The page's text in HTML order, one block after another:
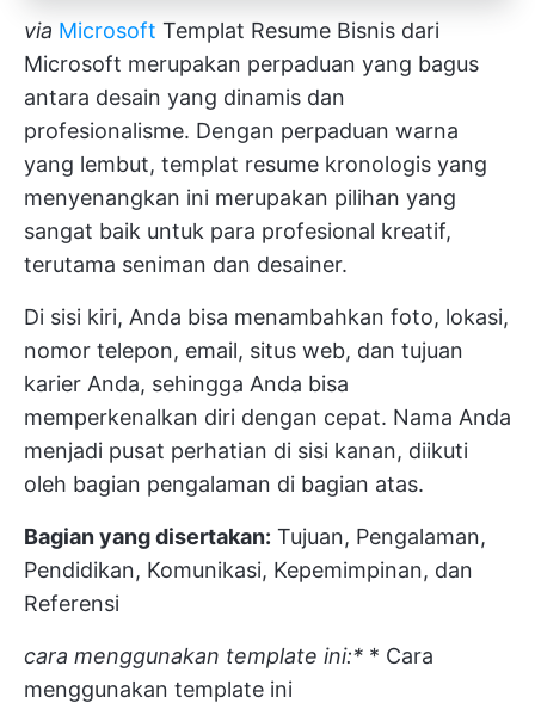
via Microsoft Templat Resume Bisnis dari
Microsoft merupakan perpaduan yang bagus
antara desain yang dinamis dan
profesionalisme. Dengan perpaduan warna
yang lembut, templat resume kronologis yang
menyenangkan ini merupakan pilihan yang
sangat baik untuk para profesional kreatif,
terutama seniman dan desainer.
Di sisi kiri, Anda bisa menambahkan foto, lokasi,
nomor telepon, email, situs web, dan tujuan
karier Anda, sehingga Anda bisa
memperkenalkan diri dengan cepat. Nama Anda
menjadi pusat perhatian di sisi kanan, diikuti
oleh bagian pengalaman di bagian atas.
Bagian yang disertakan: Tujuan, Pengalaman,
Pendidikan, Komunikasi, Kepemimpinan, dan
Referensi
cara menggunakan template ini:* * Cara
menggunakan template ini